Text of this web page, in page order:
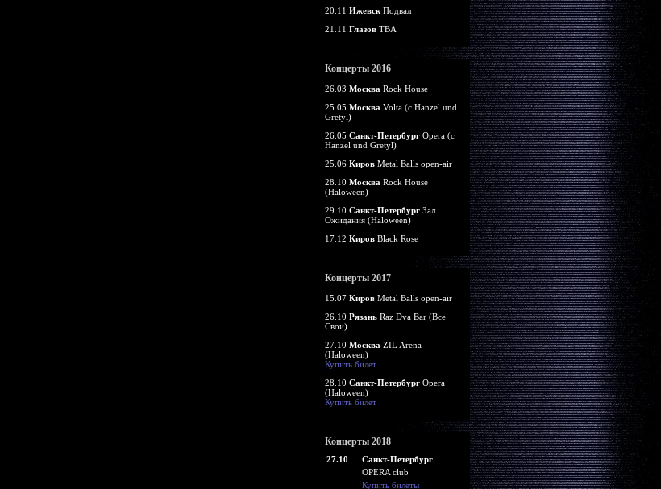
20.11 Ижевск Подвал
21.11 Глазов TBA
Концерты 2016
26.03 Москва Rock House
25.05 Москва Volta (c Hanzel und
Gretyl)
26.05 Санкт-Петербург Opera (c
Hanzel und Gretyl)
25.06 Киров Metal Balls open-air
28.10 Москва Rock House
(Haloween)
29.10 Санкт-Петербург Зал
Ожидания (Haloween)
17.12 Киров Black Rose
Концерты 2017
15.07 Киров Metal Balls open-air
26.10 Рязань Raz Dva Bar (Все
Свои)
27.10 Москва ZIL Arena
(Haloween)
Купить билет
28.10 Санкт-Петербург Opera
(Haloween)
Купить билет
Концерты 2018
27.10
Санкт-Петербург
OPERA club
Купить билеты